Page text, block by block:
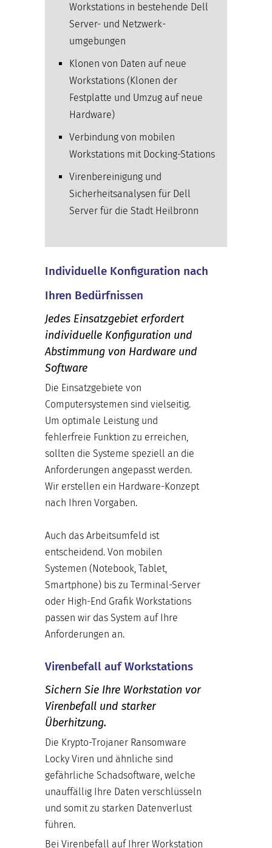
Workstations in bestehende Dell
Server- und Netzwerk­
umgebungen
Klonen von Daten auf neue
Workstations (Klonen der
Festplatte und Umzug auf neue
Hardware)
Verbindung von mobilen
Workstations mit Docking-Stations
Virenbereinigung und
Sicherheitsanalysen für Dell
Server für die Stadt Heilbronn
Individuelle Konfiguration nach
Ihren Bedürfnissen
Jedes Einsatzgebiet erfordert
individuelle Konfiguration und
Abstimmung von Hardware und
Software
Die Einsatzgebiete von
Computersystemen sind vielseitig.
Um optimale Leistung und
fehlerfreie Funktion zu erreichen,
sollten die Systeme speziell an die
Anforderungen angepasst werden.
Wir erstellen ein Hardware-Konzept
nach Ihren Vorgaben.
Auch das Arbeitsumfeld ist
entscheidend. Von mobilen
Systemen (Notebook, Tablet,
Smartphone) bis zu Terminal-Server
oder High-End Grafik Workstations
passen wir das System auf Ihre
Anforderungen an.
Virenbefall auf Workstations
Sichern Sie Ihre Workstation vor
Virenbefall und starker
Überhitzung.
Die Krypto-Trojaner Ransomware
Locky Viren und ähnliche sind
gefährliche Schadsoftware, welche
unauffällig Ihre Daten verschlüsseln
und somit zu starken Datenverlust
führen.
Bei Virenbefall auf Ihrer Workstation